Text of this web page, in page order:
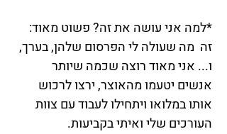
*למה אני עושה את זה? פשוט מאוד:
זה  מה שעולה לי הפרסום שלהן, בערך,
ו... אני מאוד רוצה שכמה שיותר
אנשים יטעמו מהאוצר, ירצו לרכוש
אותו במלואו ויתחילו לעבוד עם צוות
העורכים שלי ואיתי בקביעות.